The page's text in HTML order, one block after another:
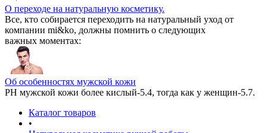
О переходе на натуральную косметику.
Все, кто собирается переходить на натуральный уход от
компании mi&ko, должны помнить о следующих
важных моментах:
Об особенностях мужской кожи
РН мужской кожи более кислый-5.4, тогда как у женщин-5.7.
Каталог товаров
•